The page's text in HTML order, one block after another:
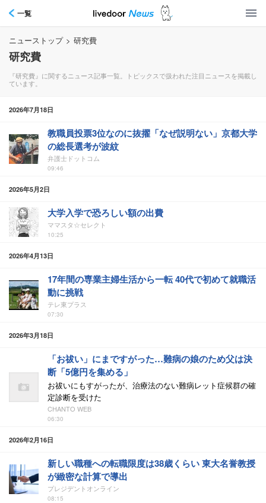
一覧
ニューストップ > 研究費
研究費
『研究費』に関するニュース記事一覧。トピックスで扱われた注目ニュースを掲載し
ています。
2026年7月18日
教職員投票3位なのに抜擢「なぜ説明ない」京都大学
の総長選考が波紋
弁護士ドットコム
09:46
2026年5月2日
大学入学で恐ろしい額の出費
ママスタ☆セレクト
10:25
2026年4月13日
17年間の専業主婦生活から一転 40代で初めて就職活
動に挑戦
テレ東プラス
07:30
2026年3月18日
「お祓い」にまですがった…難病の娘のため父は決
断「5億円を集める」
お祓いにもすがったが、治療法のない難病レット症候群の確
定診断を受けた
CHANTO WEB
06:30
2026年2月16日
新しい職種への転職限度は38歳くらい 東大名誉教授
が緻密な計算で導出
プレジデントオンライン
08:15